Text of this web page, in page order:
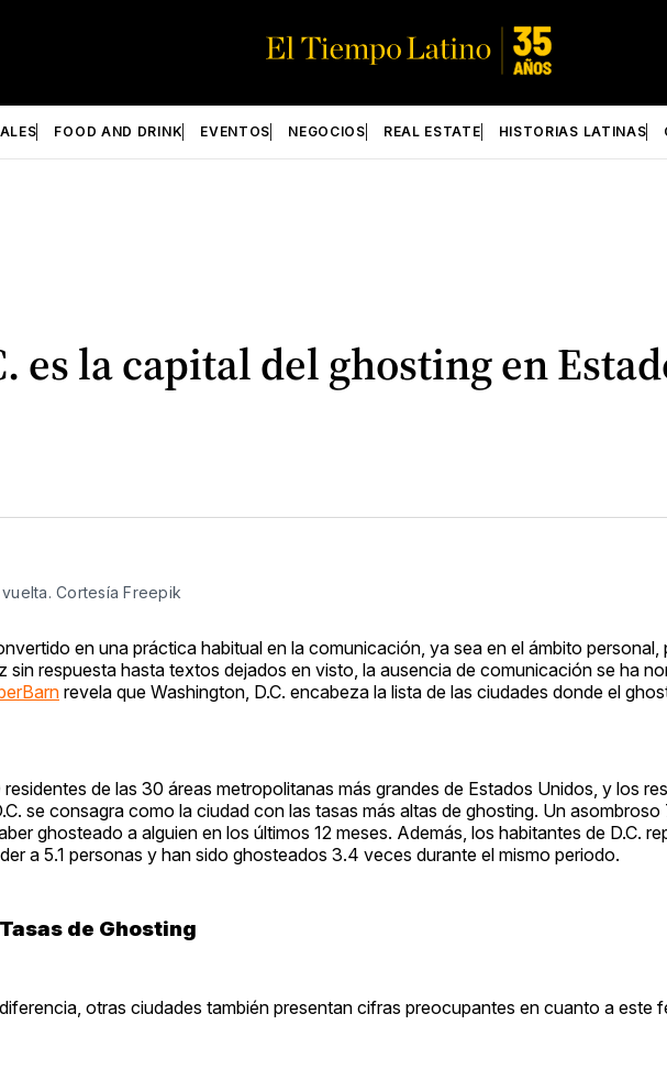
FOOD AND DRINK EVENTOS NEGOCIOS REAL ESTATE HISTORIAS LATINAS
es la capital del ghosting en
Cortesía Freepik
en una práctica habitual en la comunicación, ya sea en el ámbito
sin respuesta hasta textos dejados en visto, la ausencia de comunicación se ha
revela que Washington, D.C. encabeza la lista de las ciudades donde el
de las 30 áreas metropolitanas más grandes de Estados Unidos, y los
se consagra como la ciudad con las tasas más altas de ghosting. Un
ghosteado a alguien en los últimos 12 meses. Además, los habitantes de D.C.
a 5.1 personas y han sido ghosteados 3.4 veces durante el mismo periodo.
de Ghosting
otras ciudades también presentan cifras preocupantes en cuanto a este